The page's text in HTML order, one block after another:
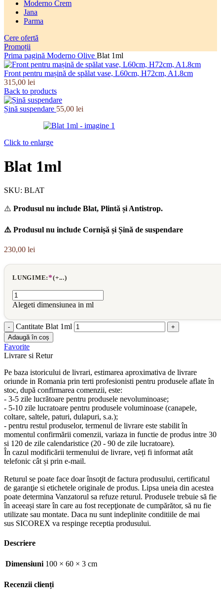
Moderno Crem
Jana
Parma
Cere ofertă
Promoții
Prima pagină Moderno Olive Blat 1ml
Front pentru mașină de spălat vase, L60cm, H72cm, A1.8cm
315,00 lei
Back to products
Șină suspendare 55,00 lei
Click to enlarge
Blat 1ml
SKU: BLAT
⚠️ Produsul nu include Blat, Plintă și Antistrop.
⚠️ Produsul nu include Cornișă și Șină de suspendare
230,00 lei
LUNGIME: *(+...)
Alegeti dimensiunea in ml
Cantitate Blat 1ml
Adaugă în coș
Favorite
Livrare si Retur
Pe baza istoricului de livrari, estimarea aproximativa de livrare
oriunde in Romania prin terti profesionisti pentru produsele aflate în
stoc, după confirmarea comenzii, este:
- 3-5 zile lucrătoare pentru produsele nevoluminoase;
- 5-10 zile lucratoare pentru produsele voluminoase (canapele,
coltare, saltele, paturi, dulapuri, s.a.);
- pentru restul produselor, termenul de livrare este stabilit în
momentul confirmării comenzii, variaza in functie de produs intre 30
si 120 de zile calendaristice (20 - 90 de zile lucratoare).
În cazul modificării termenului de livrare, veți fi informat atât
telefonic cât și prin e-mail.
Returul se poate face doar însoţit de factura produsului, certificatul
de garanţie si etichetele originale de produs. Lipsa uneia din acestea
poate determina Vanzatorul sa refuze returul. Produsele trebuie să fie
în aceeași stare în care au fost recepţionate de cumpărător, să nu fie
utilizate sau montate. Daca nu sunt indeplinite conditiile de mai
sus SICOREX va respinge receptia produsului.
Descriere
Dimensiuni 100 × 60 × 3 cm
Recenzii clienți